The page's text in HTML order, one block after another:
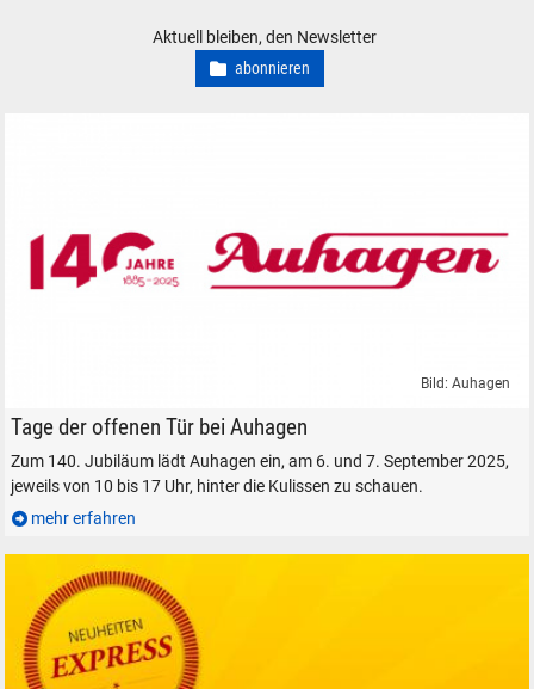
Aktuell bleiben, den Newsletter
abonnieren
140 Jahre Auhagen Jubiläum Tag der offenen Tür
Bild: Auhagen
Tage der offenen Tür bei Auhagen
Zum 140. Jubiläum lädt Auhagen ein, am 6. und 7. September 2025,
jeweils von 10 bis 17 Uhr, hinter die Kulissen zu schauen.
mehr erfahren